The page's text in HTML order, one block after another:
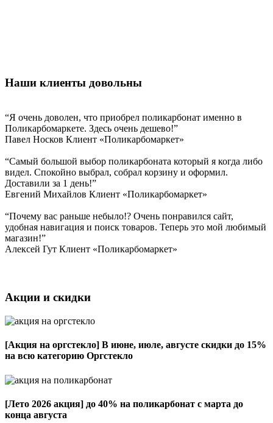
Наши клиенты довольны
“Я очень доволен, что приобрел поликарбонат именно в
Поликарбомаркете. Здесь очень дешево!”
Павел Носков Клиент «Поликарбомаркет»
“Самый большой выбор поликарбоната который я когда либо
видел. Спокойно выбрал, собрал корзину и оформил.
Доставили за 1 день!”
Евгений Михайлов Клиент «Поликарбомаркет»
“Почему вас раньше небыло!? Очень понравился сайт,
удобная навигация и поиск товаров. Теперь это мой любимый
магазин!”
Алексей Гут Клиент «Поликарбомаркет»
Акции и скидки
[Акция на оргстекло] В июне, июле, августе скидки до 15%
на всю категорию Оргстекло
[Лето 2026 акция] до 40% на поликарбонат с марта до
конца августа